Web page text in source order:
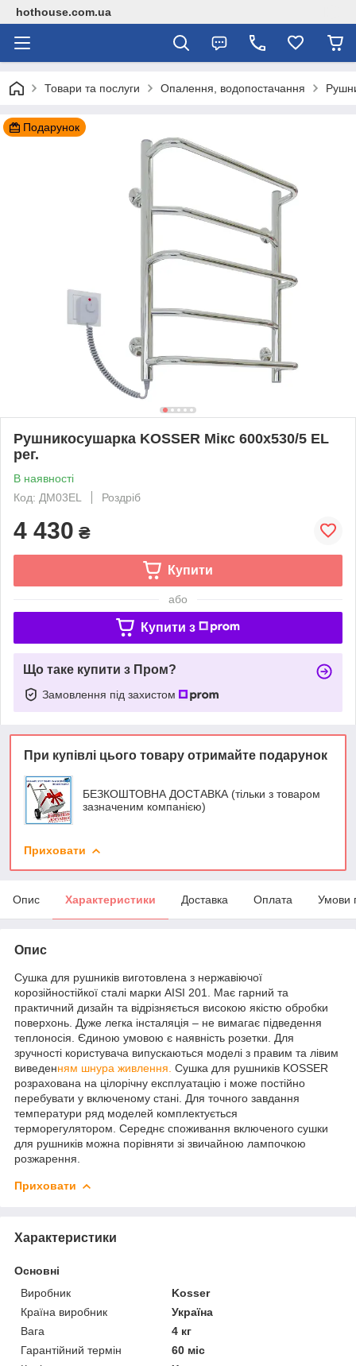
hothouse.com.ua
Товари та послуги Опалення, водопостачання
Подарунок
Рушникосушарка KOSSER Мікс 600х530/5 ЕL
рег.
В наявності
Код: ДМ03EL
Роздріб
4 430 ₴
Купити
або
Купити з
Що таке купити з Пром?
Замовлення під захистом
При купівлі цього товару отримайте подарунок
БЕЗКОШТОВНА ДОСТАВКА (тільки з товаром
зазначеним компанією)
Приховати
Опис Характеристики Доставка Оплата Умови
Опис
Сушка для рушників виготовлена з нержавіючої
корозійностійкої сталі марки AISI 201. Має гарний та
практичний дизайн та відрізняється високою якістю обробки
поверхонь. Дуже легка інсталяція – не вимагає підведення
теплоносія. Єдиною умовою є наявність розетки. Для
зручності користувача випускаються моделі з правим та лівим
виведенням шнура живлення. Сушка для рушників KOSSER
розрахована на цілорічну експлуатацію і може постійно
перебувати у включеному стані. Для точного завдання
температури ряд моделей комплектується
терморегулятором. Середнє споживання включеного сушки
для рушників можна порівняти зі звичайною лампочкою
розжарення.
Приховати
Характеристики
Основні
Виробник
Kosser
Країна виробник
Україна
Вага
4 кг
Гарантійний термін
60 міс